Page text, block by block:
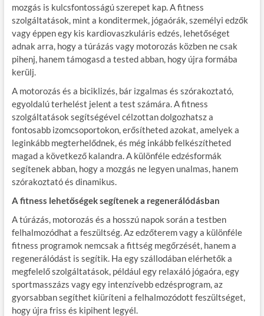
mozgás is kulcsfontosságú szerepet kap. A fitness
szolgáltatások, mint a konditermek, jógaórák, személyi edzők
vagy éppen egy kis kardiovaszkuláris edzés, lehetőséget
adnak arra, hogy a túrázás vagy motorozás közben ne csak
pihenj, hanem támogasd a tested abban, hogy újra formába
kerülj.
A motorozás és a biciklizés, bár izgalmas és szórakoztató,
egyoldalú terhelést jelent a test számára. A fitness
szolgáltatások segítségével célzottan dolgozhatsz a
fontosabb izomcsoportokon, erősítheted azokat, amelyek a
leginkább megterhelődnek, és még inkább felkészítheted
magad a következő kalandra. A különféle edzésformák
segítenek abban, hogy a mozgás ne legyen unalmas, hanem
szórakoztató és dinamikus.
A fitness lehetőségek segítenek a regenerálódásban
A túrázás, motorozás és a hosszú napok során a testben
felhalmozódhat a feszültség. Az edzőterem vagy a különféle
fitness programok nemcsak a fittség megőrzését, hanem a
regenerálódást is segítik. Ha egy szállodában elérhetők a
megfelelő szolgáltatások, például egy relaxáló jógaóra, egy
sportmasszázs vagy egy intenzívebb edzésprogram, az
gyorsabban segíthet kiüríteni a felhalmozódott feszültséget,
hogy újra friss és kipihent legyél.